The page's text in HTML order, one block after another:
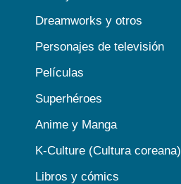
Dreamworks y otros
Personajes de televisión
Películas
Superhéroes
Anime y Manga
K-Culture (Cultura coreana)
Libros y cómics